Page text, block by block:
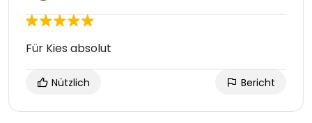
Für Kies absolut
Nützlich Bericht